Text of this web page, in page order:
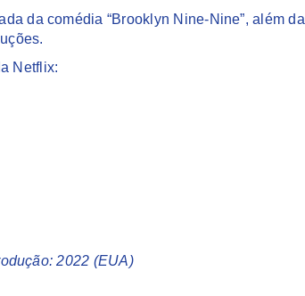
da comédia “Brooklyn Nine-Nine”, além da
Netflix:
2022 (EUA)